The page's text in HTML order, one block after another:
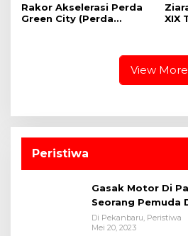
Rakor Akselerasi Perda
Green City (Perda
Kota Pekanbaru dan Tim
XIX
View More
Peristiwa
Gasak Motor Di
Seorang Pemuda
Bukit Raya
Di Pekanbaru, Peristiwa
Mei 20, 2023